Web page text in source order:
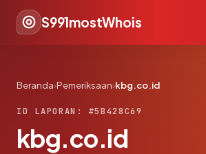
S991mostWhois
Beranda›Pemeriksaan›kbg.co.id
ID LAPORAN: #5B428C69
kbg.co.id